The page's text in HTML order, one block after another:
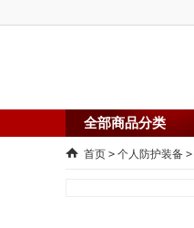
全部商品分类
首页 > 个人防护装备 >